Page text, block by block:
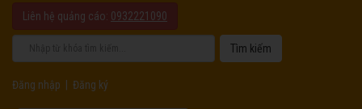
Liên hệ quảng cáo: 0932221090
Đăng nhập Đăng ký